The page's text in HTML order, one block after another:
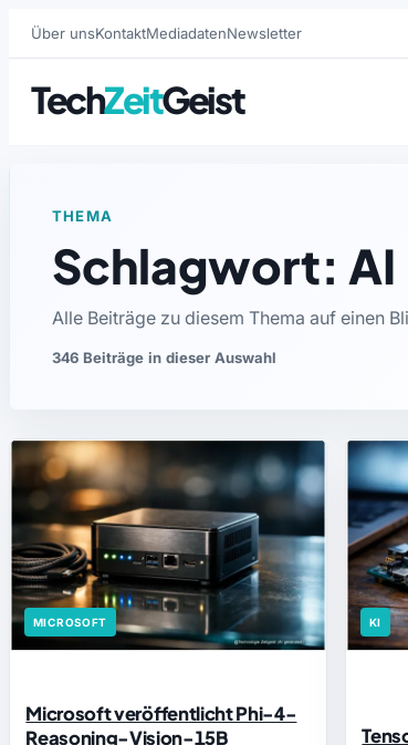
Über unsKontaktMediadatenNewsletter
TechZeitGeist
THEMA
Schlagwort: AI
Alle Beiträge zu diesem Thema auf einen
346 Beiträge in dieser Auswahl
MICROSOFT
Microsoft veröffentlicht Phi-4-
Reasoning-Vision-15B
KI